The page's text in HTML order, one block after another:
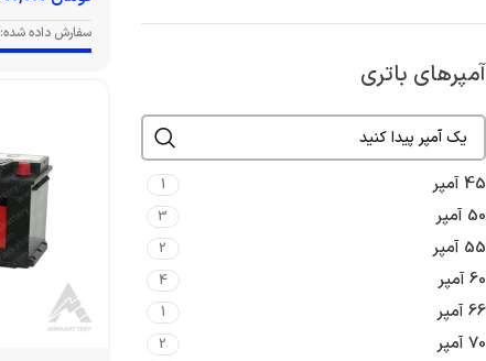
آمپرهای باتری
45 آمپر 1
50 آمپر 3
55 آمپر 2
60 آمپر 4
66 آمپر 1
70 آمپر 2
سفارش داده شده: